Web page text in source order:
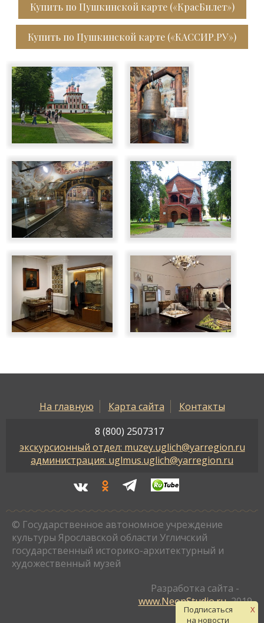
Подписаться
на новости
X
На главную Карта сайта
Контакты
8 (800) 2507317
экскурсионный отдел: muzey.uglich@yarregion.ru
администрация: uglmus.uglich@yarregion.ru
© Государственное автономное учреждение
культуры Ярославской области Угличский
государственный историко-архитектурный и
художественный музей
Разработка сайта -
www.NeonStudio.ru, 2019